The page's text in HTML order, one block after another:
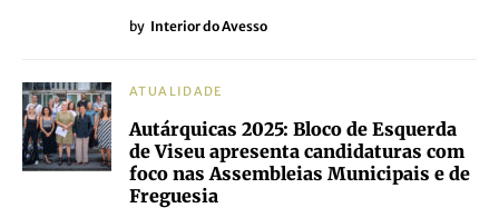
by Interior do Avesso
ATUALIDADE
Autárquicas 2025: Bloco de Esquerda
de Viseu apresenta candidaturas com
foco nas Assembleias Municipais e de
Freguesia